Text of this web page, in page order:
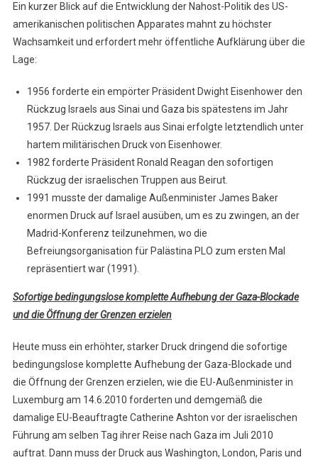
Ein kurzer Blick auf die Entwicklung der Nahost-Politik des US-
amerikanischen politischen Apparates mahnt zu höchster
Wachsamkeit und erfordert mehr öffentliche Aufklärung über die
Lage:
1956 forderte ein empörter Präsident Dwight Eisenhower den
Rückzug Israels aus Sinai und Gaza bis spätestens im Jahr
1957. Der Rückzug Israels aus Sinai erfolgte letztendlich unter
hartem militärischen Druck von Eisenhower.
1982 forderte Präsident Ronald Reagan den sofortigen
Rückzug der israelischen Truppen aus Beirut.
1991 musste der damalige Außenminister James Baker
enormen Druck auf Israel ausüben, um es zu zwingen, an der
Madrid-Konferenz teilzunehmen, wo die
Befreiungsorganisation für Palästina PLO zum ersten Mal
repräsentiert war (1991).
Sofortige bedingungslose komplette Aufhebung der Gaza-Blockade
und die Öffnung der Grenzen erzielen
Heute muss ein erhöhter, starker Druck dringend die sofortige
bedingungslose komplette Aufhebung der Gaza-Blockade und
die Öffnung der Grenzen erzielen, wie die EU-Außenminister in
Luxemburg am 14.6.2010 forderten und demgemäß die
damalige EU-Beauftragte Catherine Ashton vor der israelischen
Führung am selben Tag ihrer Reise nach Gaza im Juli 2010
auftrat. Dann muss der Druck aus Washington, London, Paris und